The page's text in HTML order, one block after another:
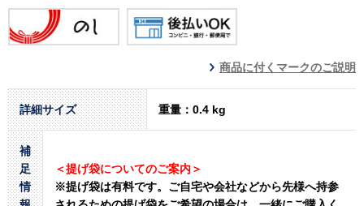
商品に付くマークのご説明
詳細サイズ 重量：0.4 kg
補
足
情
＜提げ袋についてのご案内＞
※提げ袋は有料です。 ご自宅や会社などから先様へ持参